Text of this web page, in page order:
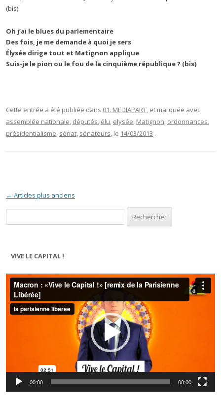
(bis)
Oh j’ai le blues du parlementaire
Des fois, je me demande à quoi je sers
Élysée dirige tout et Matignon applique
Suis-je le pion ou le fou de la cinquième république ? (bis)
Cette entrée a été publiée dans 01. MEDIAPART, et marquée avec
assemblée nationale, députés, élu, elysée, Matignon, ordonnances,
présidentialisme, sénat, sénateurs, le 14/03/2013 .
Navigation des articles
← Articles plus anciens
VIVE LE CAPITAL !
Lecteur
vidéo
00:00 00:00